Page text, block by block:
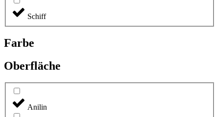
Schiff
Farbe
Oberfläche
Anilin